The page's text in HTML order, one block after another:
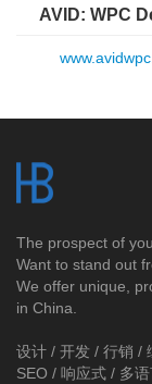
AVID: WPC
The prospect of
Want to stand out
We offer unique,
in China.
设计 / 开发 / 行销 /
SEO / 响应式 / 多